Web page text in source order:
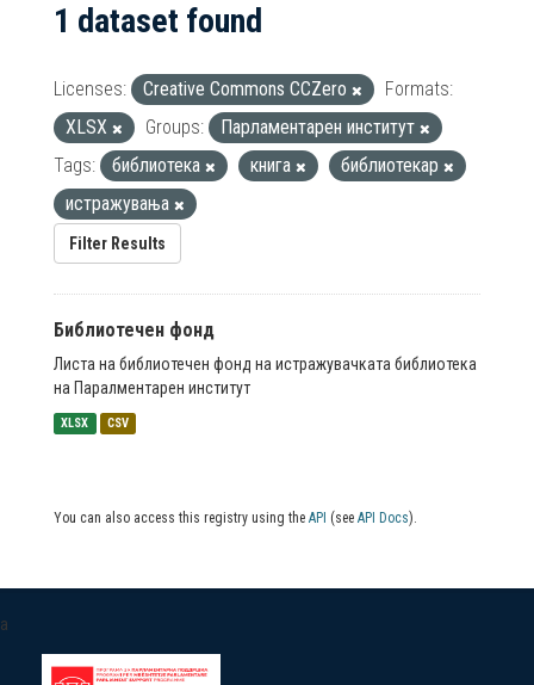
1 dataset found
Licenses: Creative Commons CCZero
Formats:
XLSX
Groups:
Парламентарен институт
Tags:
библиотека книга
библиотекар
истражувања
Filter Results
Библиотечен фонд
Листа на библиотечен фонд на истражувачката библиотека
на Паралментарен институт
XLSX CSV
You can also access this registry using the API (see API Docs).
a